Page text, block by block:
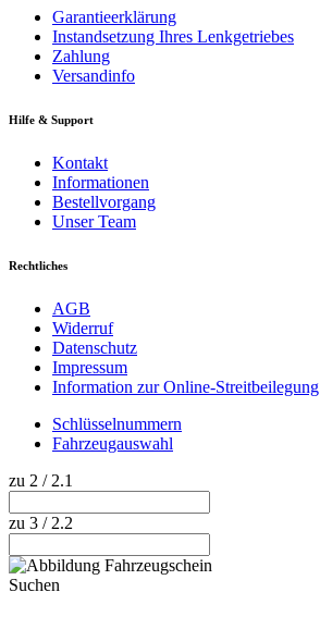
Garantieerklärung
Instandsetzung Ihres Lenkgetriebes
Zahlung
Versandinfo
Hilfe & Support
Kontakt
Informationen
Bestellvorgang
Unser Team
Rechtliches
AGB
Widerruf
Datenschutz
Impressum
Information zur Online-Streitbeilegung
Schlüsselnummern
Fahrzeugauswahl
zu 2 / 2.1
zu 3 / 2.2
Suchen